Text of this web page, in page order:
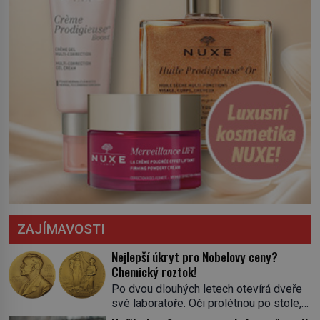
ZAJÍMAVOSTI
Nejlepší úkryt pro Nobelovy ceny?
Chemický roztok!
Po dvou dlouhých letech otevírá dveře
své laboratoře. Oči prolétnou po stole,